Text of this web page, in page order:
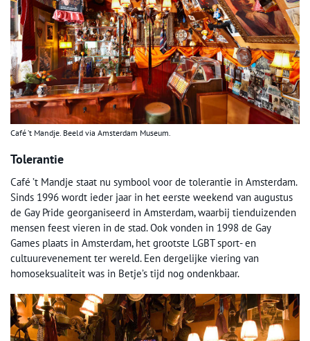
Café ’t Mandje. Beeld via Amsterdam Museum.
Tolerantie
Café ’t Mandje staat nu symbool voor de tolerantie in Amsterdam.
Sinds 1996 wordt ieder jaar in het eerste weekend van augustus
de Gay Pride georganiseerd in Amsterdam, waarbij tienduizenden
mensen feest vieren in de stad. Ook vonden in 1998 de Gay
Games plaats in Amsterdam, het grootste LGBT sport- en
cultuurevenement ter wereld. Een dergelijke viering van
homoseksualiteit was in Betje’s tijd nog ondenkbaar.